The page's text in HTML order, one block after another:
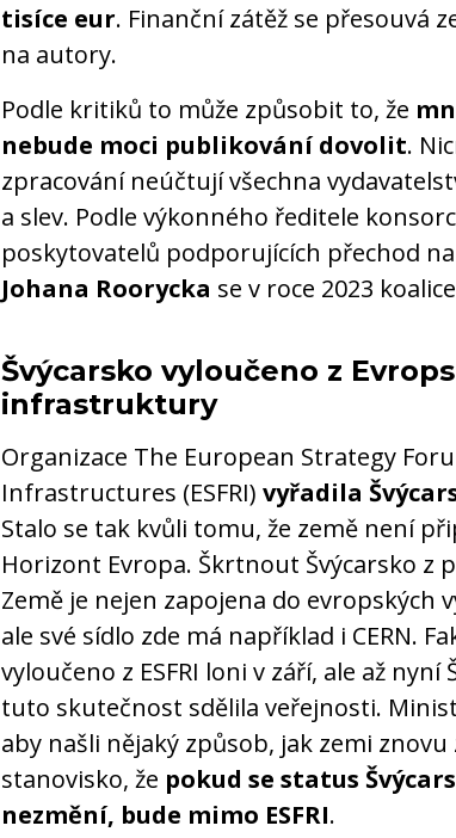
tisíce eur. Finanční zátěž se přesouvá
na autory.
Podle kritiků to může způsobit to, že
nebude moci publikování dovolit.
zpracování neúčtují všechna
a slev. Podle výkonného ředitele
poskytovatelů podporujících přechod na
Johana Roorycka se v roce 2023
Švýcarsko vyloučeno z
infrastruktury
Organizace The European Strategy
Infrastructures (ESFRI) vyřadila
Stalo se tak kvůli tomu, že země není
Horizont Evropa. Škrtnout Švýcarsko z
Země je nejen zapojena do
ale své sídlo zde má například i CERN.
vyloučeno z ESFRI loni v září, ale až nyní
tuto skutečnost sdělila veřejnosti.
aby našli nějaký způsob, jak zemi
stanovisko, že pokud se status
nezmění, bude mimo ESFRI.